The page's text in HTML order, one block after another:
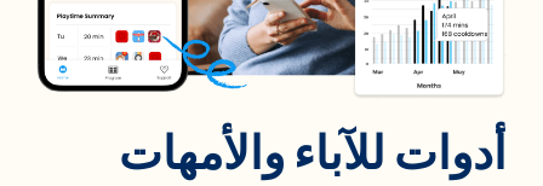
أدوات للآباء والأمهات